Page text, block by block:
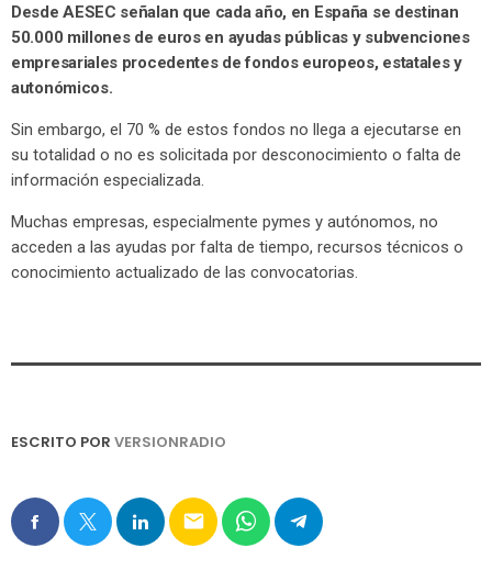
Desde AESEC señalan que cada año, en España se destinan
50.000 millones de euros en ayudas públicas y subvenciones
empresariales procedentes de fondos europeos, estatales y
autonómicos.
Sin embargo, el 70 % de estos fondos no llega a ejecutarse en
su totalidad o no es solicitada por desconocimiento o falta de
información especializada.
Muchas empresas, especialmente pymes y autónomos, no
acceden a las ayudas por falta de tiempo, recursos técnicos o
conocimiento actualizado de las convocatorias.
ESCRITO POR VERSIONRADIO
email